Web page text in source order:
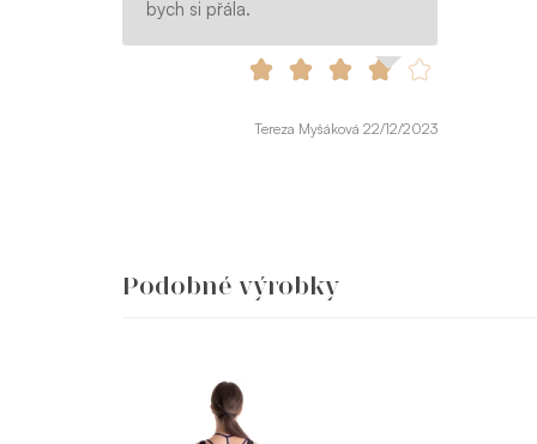
bych si přála.
Tereza Myšáková 22/12/2023
Podobné výrobky